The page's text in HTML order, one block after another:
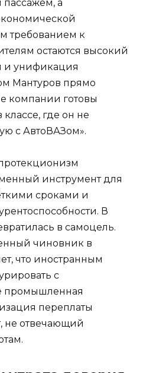
а
требованием к
остаются высокий
и унификация
Мантуров прямо
компании готовы
где он не
с АвтоВАЗом».
инструмент для
сроками и
В
в самоцель.
чиновник в
что иностранным
с
промышленная
переплаты
не отвечающий